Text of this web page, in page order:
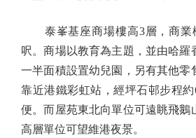
泰峯基座商場樓高3層，商業
呎。商場以教育為主題，並由哈羅
一半面積設置幼兒園，另有其他零
靠近港鐵彩虹站，經坪石邨步程
便。而屋苑東北向單位可遠眺飛鵝
高層單位可望維港夜景。